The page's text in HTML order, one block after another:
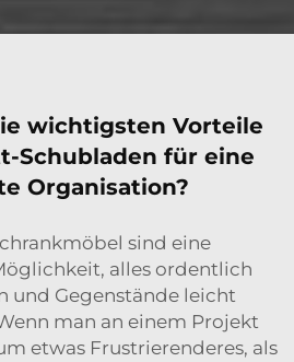
wichtigsten Vorteile
Schubladen für eine
Organisation?
sind eine
alles ordentlich
und Gegenstände leicht
man an einem Projekt
etwas Frustrierenderes, als